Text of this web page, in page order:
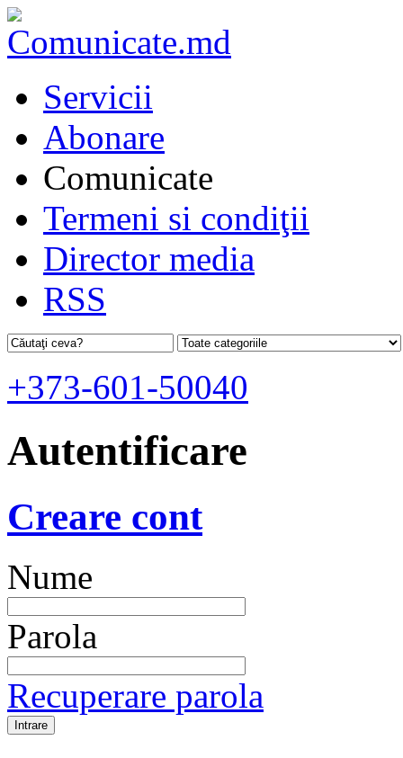
Servicii
Abonare
Comunicate
Termeni si condiţii
Director media
RSS
+373-601-50040
Autentificare
Creare cont
Nume
Parola
Recuperare parola